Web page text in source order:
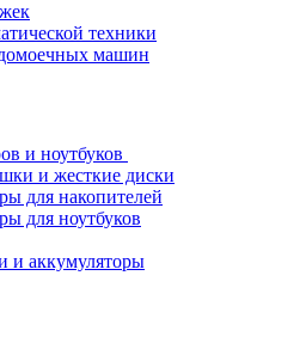
техники
машин
и ноутбуков
и жесткие диски
для накопителей
для ноутбуков
и аккумуляторы